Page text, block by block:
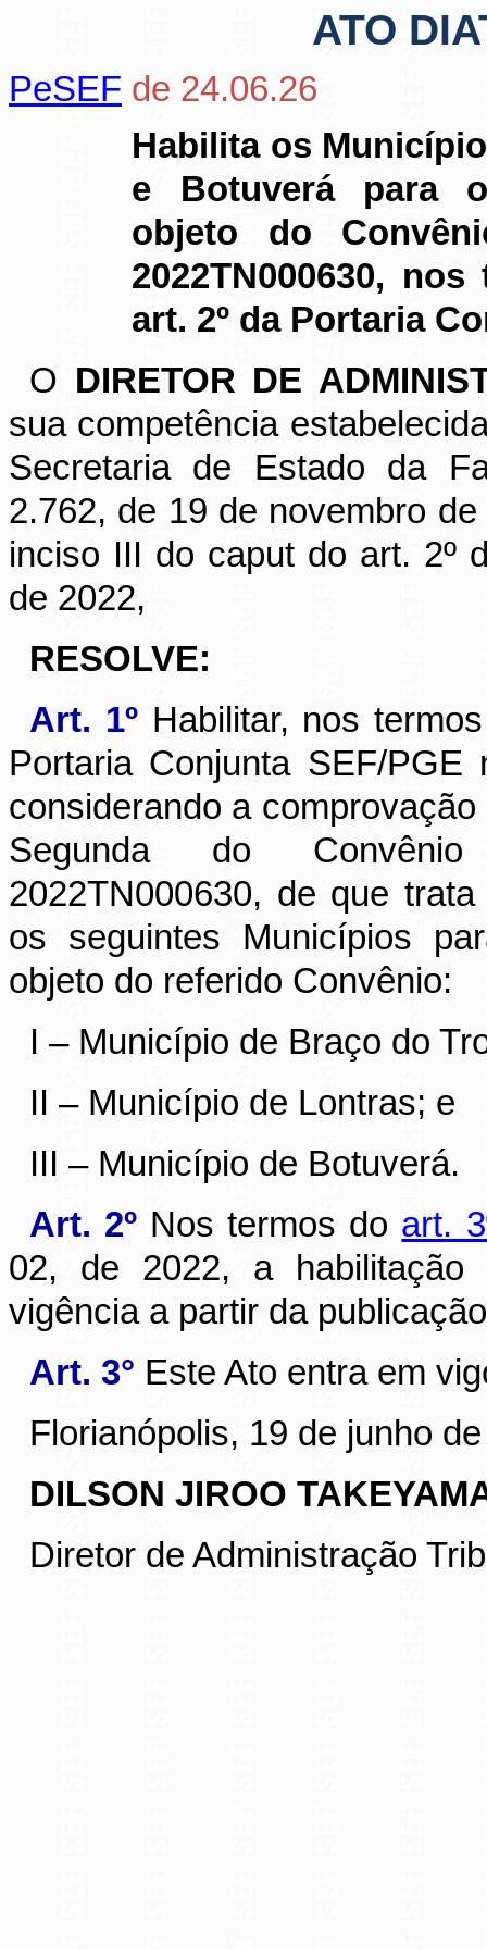
ATO
PeSEF de 24.06.26
Habilita os
e Botuverá para
objeto do
2022TN000630,
art. 2º da Portaria
O DIRETOR DE
sua competência
Secretaria de Estado da
2.762, de 19 de novembro
inciso III do caput do art. 2º
de 2022,
RESOLVE:
Art. 1º Habilitar, nos
Portaria Conjunta SEF/
considerando a
Segunda do Convênio
2022TN000630, de que
os seguintes Municípios
objeto do referido Convênio:
I – Município de Braço do
II – Município de Lontras; e
III – Município de Botuverá.
Art. 2º Nos termos do art.
02, de 2022, a habilitação
vigência a partir da
Art. 3° Este Ato entra em
Florianópolis, 19 de junho
DILSON JIROO
Diretor de Administração